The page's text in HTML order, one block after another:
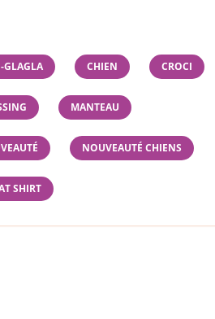
GLAGLA CHIEN CROCI
MANTEAU
NOUVEAUTÉ CHIENS
SHIRT